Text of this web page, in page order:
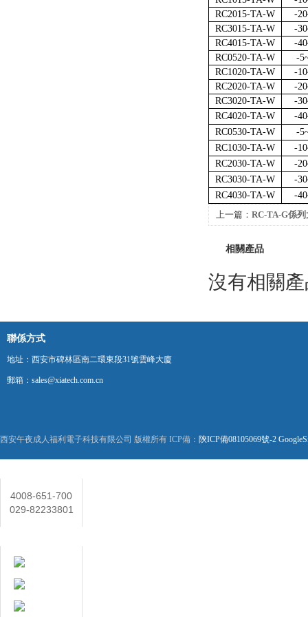
RC2015-TA-W
-
RC3015-TA-W
-
RC4015-TA-W
-
RC0520-TA-W
-
RC1020-TA-W
-
RC2020-TA-W
-
RC3020-TA-W
-
RC4020-TA-W
-
RC0530-TA-W
-
RC1030-TA-W
-
RC2030-TA-W
-
RC3030-TA-W
-
RC4030-TA-W
-
上一篇： RC-TA-G係
相關產品
沒有相關
聯係方式
地址：西安市碑林區南二環東段31號雲峰大廈
郵箱：sales@xiatech.com.cn
西安午夜成人福利電子科技有限公司 版權所有 ICP備： 陝ICP備08105069號-2
4008-651-700
029-82233801